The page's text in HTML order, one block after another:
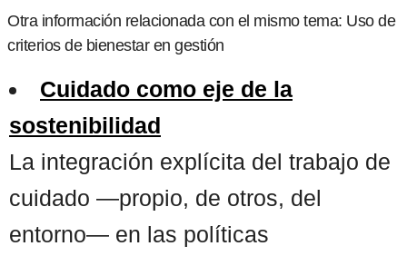
Otra información relacionada con el mismo tema: Uso de
criterios de bienestar en gestión
Cuidado como eje de la
sostenibilidad
La integración explícita del trabajo de
cuidado —propio, de otros, del
entorno— en las políticas